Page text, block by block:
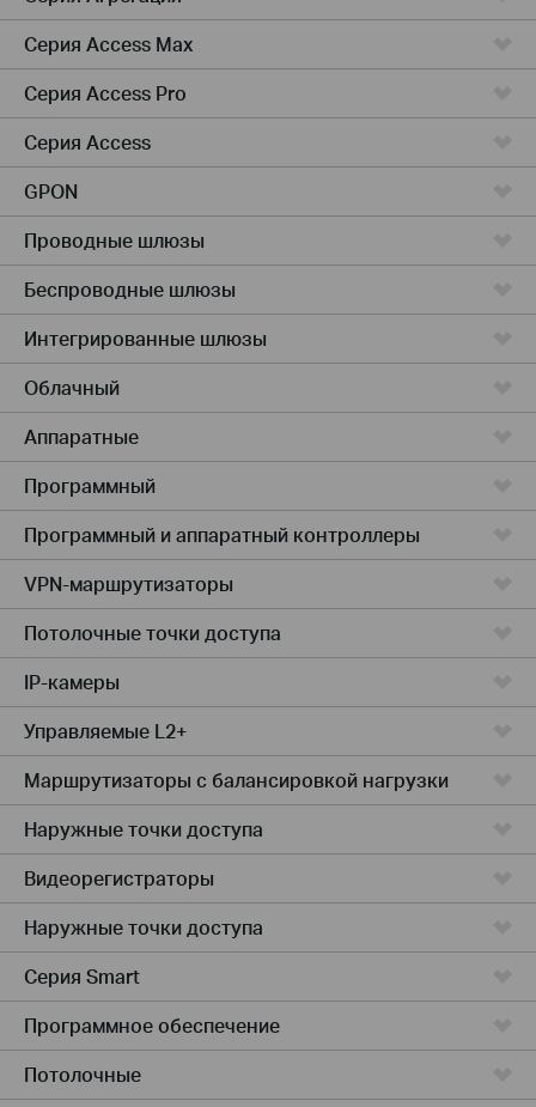
Серия Access Max
Серия Access Pro
Серия Access
GPON
Проводные шлюзы
Беспроводные шлюзы
Интегрированные шлюзы
Облачный
Аппаратные
Программный
Программный и аппаратный контроллеры
VPN-маршрутизаторы
Потолочные точки доступа
IP-камеры
Управляемые L2+
Маршрутизаторы с балансировкой нагрузки
Наружные точки доступа
Видеорегистраторы
Наружные точки доступа
Серия Smart
Программное обеспечение
Потолочные